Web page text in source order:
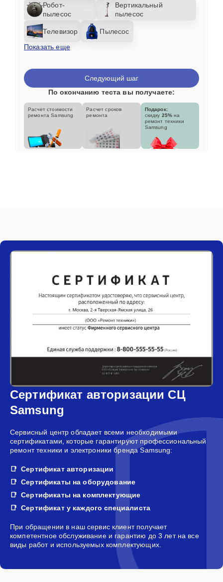
Робот-
пылесос
Вертикальный
пылесос
Телевизор
Пылесос
Показать еще
Следующий шаг
По окончанию теста вы получаете:
Расчет стоимости
ремонта Samsung
Расчет сроков
ремонта
Подарок:
скидку 25% на
ремонт техники
Samsung
Сертификат авторизации СЦ
Samsung
Сервисный центр обладает всеми необходимыми
сертификатами, которые гарантируют профессиональный
ремонт техники и электроники бренда Samsung:
Сертификат авторизации
Сертификаты на оборудование
Сертификаты на комплектующие
Сертификат у каждого специалиста
При обращении в наш сервис клиент получает
компетентное обслуживание и гарантию до 3 лет на все
виды работ и используемых комплектующих.